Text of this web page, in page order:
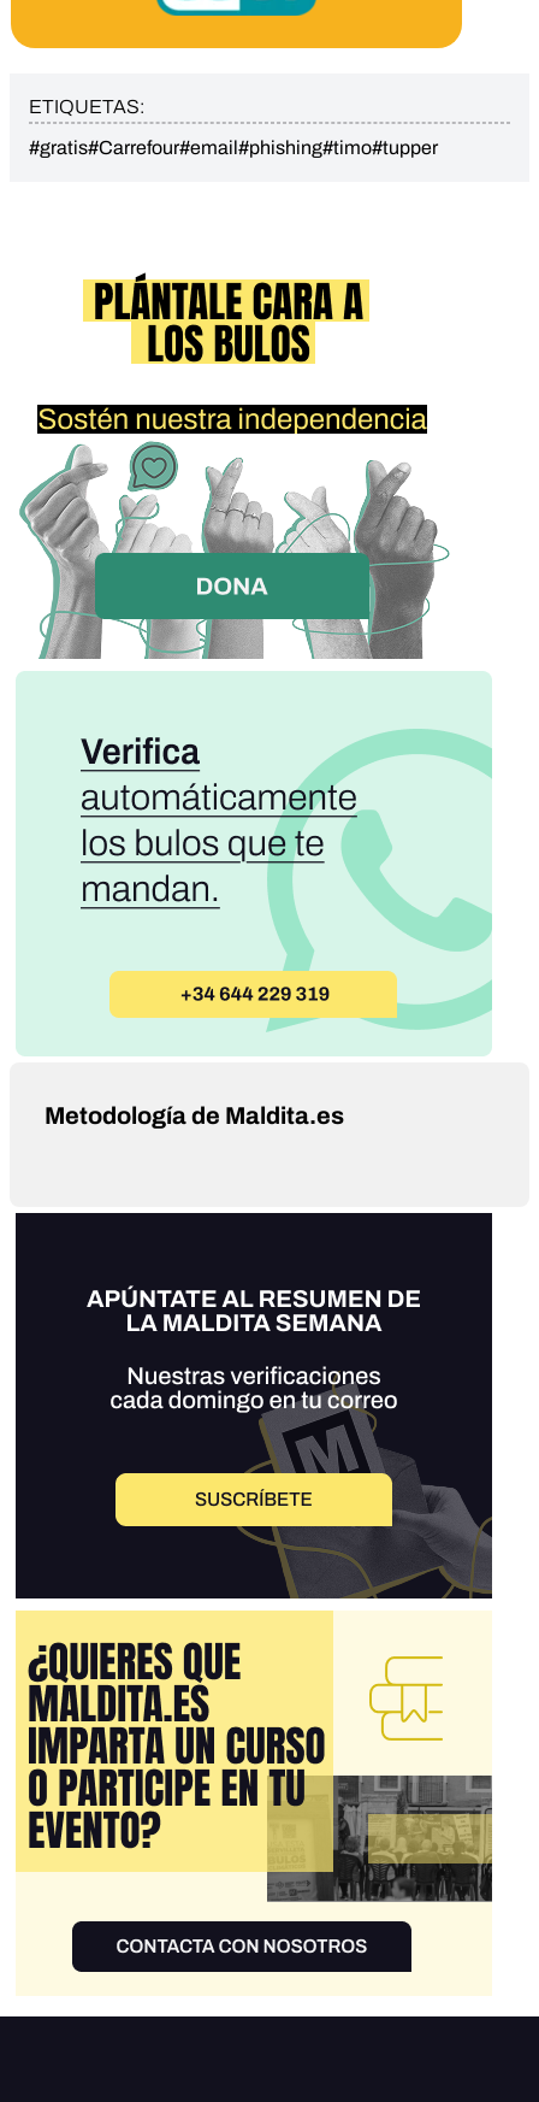
ETIQUETAS:
#gratis#Carrefour#email#phishing#timo#tupper
Metodología de Maldita.es